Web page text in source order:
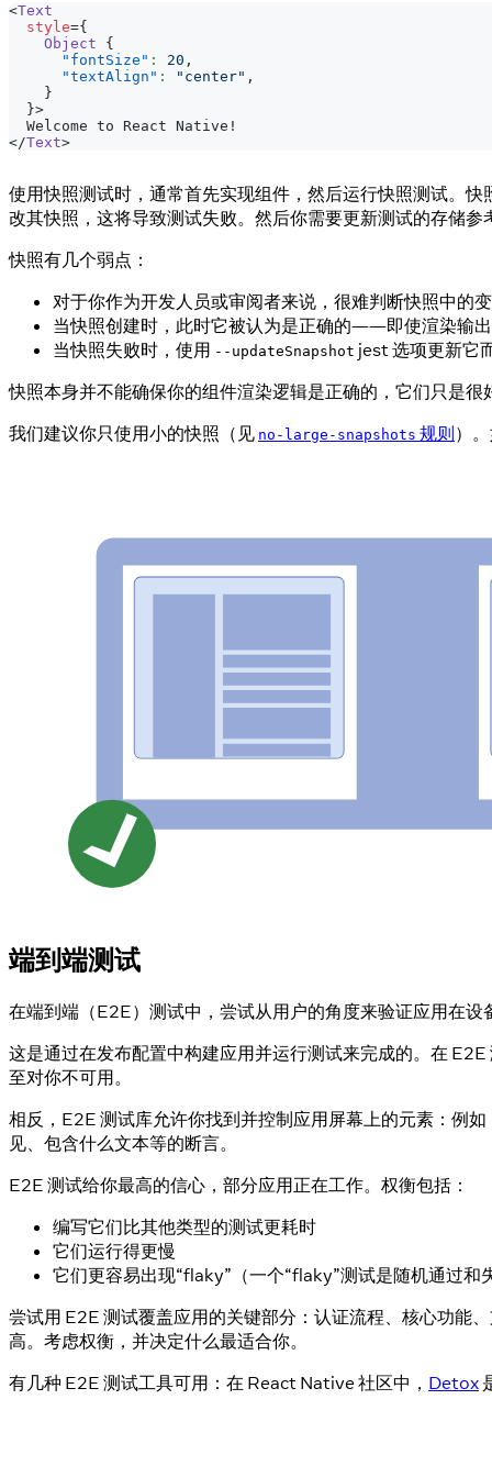
<Text
style={
Object
{
"fontSize" : 20 ,
"textAlign" : "center" ,
}
}>
  Welcome to React Native!
</Text>
使用快照测试时，通常首先实现组件，然后运行快照测试。
改其快照，这将导致测试失败。然后你需要更新测试的存储
快照有几个弱点：
对于你作为开发人员或审阅者来说，很难判断快照中的
当快照创建时，此时它被认为是正确的——即使渲染输
当快照失败时，使用 --updateSnapshot jest 选项更新它
快照本身并不能确保你的组件渲染逻辑是正确的，它们只是
我们建议你只使用小的快照（见 no-large-snapshots 规则）
端到端测试
在端到端（E2E）测试中，尝试从用户的角度来验证应用在
这是通过在发布配置中构建应用并运行测试来完成的。在
至对你不可用。
相反，E2E 测试库允许你找到并控制应用屏幕上的元素：例
见、包含什么文本等的断言。
E2E 测试给你最高的信心，部分应用正在工作。权衡包括：
编写它们比其他类型的测试更耗时
它们运行得更慢
它们更容易出现“flaky”（一个“flaky”测试是随机通过和
尝试用 E2E 测试覆盖应用的关键部分：认证流程、核心功能
高。考虑权衡，并决定什么最适合你。
有几种 E2E 测试工具可用：在 React Native 社区中， Detox